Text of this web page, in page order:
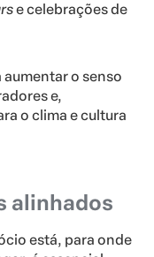
e celebrações de
o senso
e,
o clima e cultura
alinhados
está, para onde